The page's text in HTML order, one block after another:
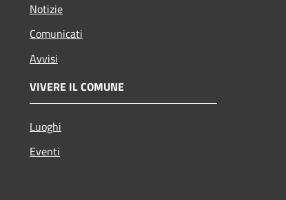
Notizie
Comunicati
Avvisi
VIVERE IL COMUNE
Luoghi
Eventi